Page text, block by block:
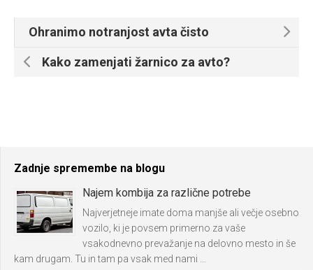
Ohranimo notranjost avta čisto
Kako zamenjati žarnico za avto?
Zadnje spremembe na blogu
Najem kombija za različne potrebe
Najverjetneje imate doma manjše ali večje osebno
vozilo, ki je povsem primerno za vaše
vsakodnevno prevažanje na delovno mesto in še
kam drugam. Tu in tam pa vsak med nami …